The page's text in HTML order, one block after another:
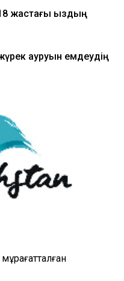
жастағы қыздың
ауруын емдеудің